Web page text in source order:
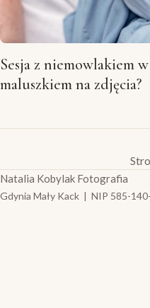
Sesja z niemowlakiem
maluszkiem na zdjęcia?
Natalia Kobylak Fotografia
Gdynia Mały Kack | NIP 585-